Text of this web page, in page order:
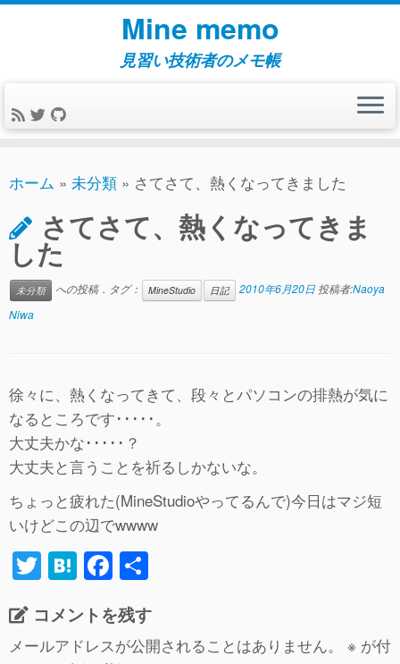
コ
ン
ツ
へ
キ
プ
Mine memo
見習い技術者のメモ帳
ホーム » 未分類 » さてさて、熱くなってきました
さてさて、熱くなってきま
した
未分類 への投稿．タグ： MineStudio 日記 2010年6月20日 投稿者:Naoya
Niwa
徐々に、熱くなってきて、段々とパソコンの排熱が気に
なるところです･････。
大丈夫かな･････？
大丈夫と言うことを祈るしかないな。
ちょっと疲れた(MineStudioやってるんで)今日はマジ短
いけどこの辺でwwww
T
tt
er
H
e
n
F
a
c
e
コメントを残す
メールアドレスが公開されることはありません。 ※ が付